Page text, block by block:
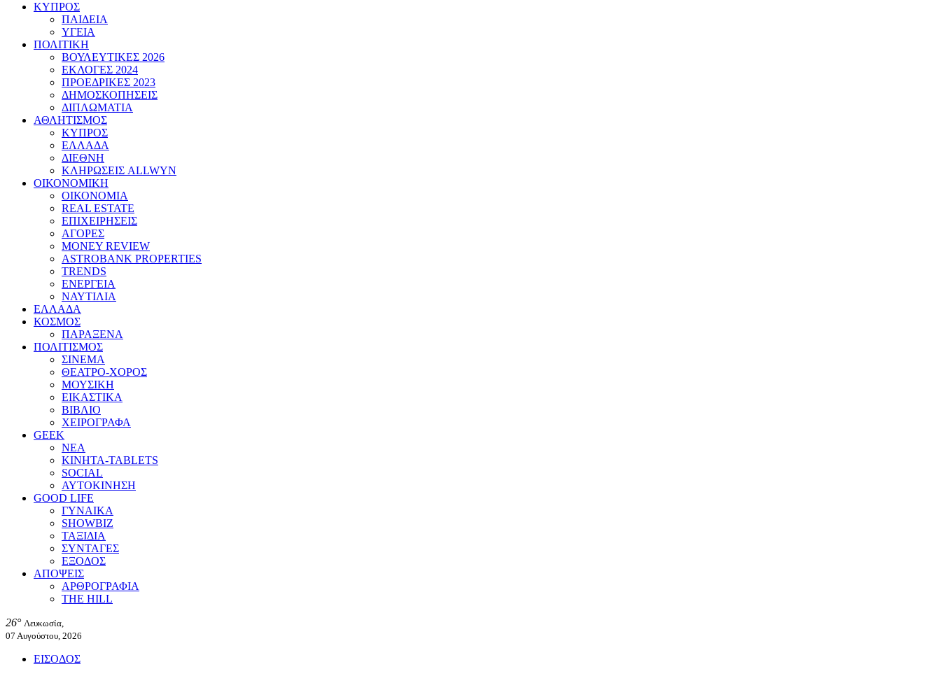
ΚΥΠΡΟΣ
ΠΑΙΔΕΙΑ
ΥΓΕΙΑ
ΠΟΛΙΤΙΚΗ
ΒΟΥΛΕΥΤΙΚΕΣ 2026
ΕΚΛΟΓΕΣ 2024
ΠΡΟΕΔΡΙΚΕΣ 2023
ΔΗΜΟΣΚΟΠΗΣΕΙΣ
ΔΙΠΛΩΜΑΤΙΑ
ΑΘΛΗΤΙΣΜΟΣ
ΚΥΠΡΟΣ
ΕΛΛΑΔΑ
ΔΙΕΘΝΗ
ΚΛΗΡΩΣΕΙΣ ALLWYN
ΟΙΚΟΝΟΜΙΚΗ
ΟΙΚΟΝΟΜΙΑ
REAL ESTATE
ΕΠΙΧΕΙΡΗΣΕΙΣ
ΑΓΟΡΕΣ
MONEY REVIEW
ASTROBANK PROPERTIES
TRENDS
ΕΝΕΡΓΕΙΑ
ΝΑΥΤΙΛΙΑ
ΕΛΛΑΔΑ
ΚΟΣΜΟΣ
ΠΑΡΑΞΕΝΑ
ΠΟΛΙΤΙΣΜΟΣ
ΣΙΝΕΜΑ
ΘΕΑΤΡΟ-ΧΟΡΟΣ
ΜΟΥΣΙΚΗ
ΕΙΚΑΣΤΙΚΑ
ΒΙΒΛΙΟ
ΧΕΙΡΟΓΡΑΦΑ
GEEK
ΝΕΑ
ΚΙΝΗΤΑ-TABLETS
SOCIAL
ΑΥΤΟΚΙΝΗΣΗ
GOOD LIFE
ΓΥΝΑΙΚΑ
SHOWBIZ
ΤΑΞΙΔΙΑ
ΣΥΝΤΑΓΕΣ
ΕΞΟΔΟΣ
ΑΠΟΨΕΙΣ
ΑΡΘΡΟΓΡΑΦΙΑ
THE HILL
26° Λευκωσία,
07 Αυγούστου, 2026
ΕΙΣΟΔΟΣ